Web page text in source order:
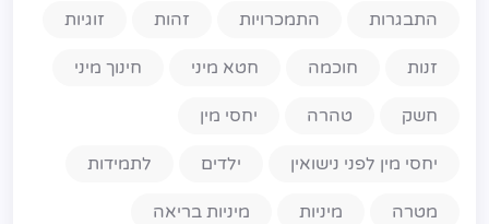
התבגרות התמכרויות זהות זוגיות
זנות חוכמה חטא מיני חינוך מיני
חשק טהרה יחסי מין
יחסי מין לפני נישואין ילדים לתמידות
מטרה מיניות מיניות בריאה